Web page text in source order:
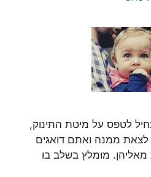
לטפס על מיטת התינוק,
ממנה ואתם דואגים
מאליהן. מומלץ בשלב בו